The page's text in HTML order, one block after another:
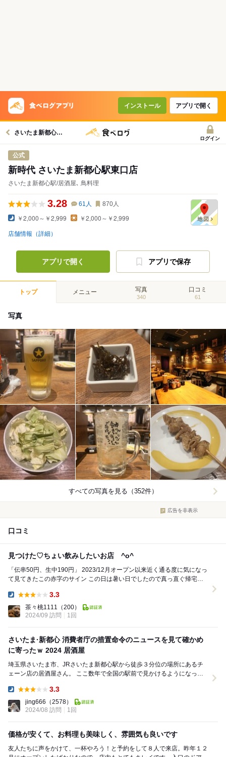
インストール アプリで開く
さいたま新都心駅グルメへ
ログイン
公式
新時代 さいたま新都心駅東口店
さいたま新都心駅/居酒屋､ 鳥料理
3.28 61 人 870人
￥2,000～￥2,999 ￥2,000～￥2,999
店舗情報（詳細）
アプリで開く アプリで保存
トップ メニュー 写真
340
口コミ
61
写真
すべての写真を見る（352件）
広告を非表示
口コミ
見つけた♡ちょい飲みしたいお店 ^o^
「伝串50円、生中190円」 2023/12月オープン以来近く通る度に気になっ
て見てきたこの赤字のサイン この日は暑い日でしたので真っ直ぐ帰宅す
3.3
茶々桃1111 （200）
2024/09 訪問
1回
さいたま·新都心 消費者庁の措置命令のニュースを見て確かめ
に寄ったｗ 2024 居酒屋
埼玉県さいたま市、JRさいたま新都心駅から徒歩３分位の場所にあるチ
ェーン店の居酒屋さん。 ここ数年で全国の駅前で見かけるようになった
3.3
jing666 （2578）
2024/08 訪問
1回
価格が安くて、お料理も美味しく、雰囲気も良いです
友人たちに声をかけて、一杯やろう！と予約をして８人で来店。昨年１２